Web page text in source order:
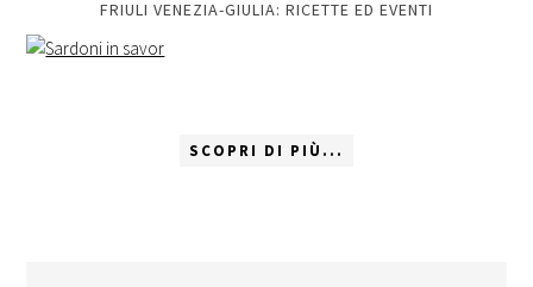
FRIULI VENEZIA-GIULIA: RICETTE ED EVENTI
SCOPRI DI PIÙ...